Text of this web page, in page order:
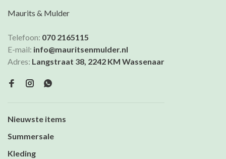
Maurits & Mulder
Telefoon: 070 2165115
E-mail: info@mauritsenmulder.nl
Adres: Langstraat 38, 2242 KM Wassenaar
Nieuwste items
Summersale
Kleding